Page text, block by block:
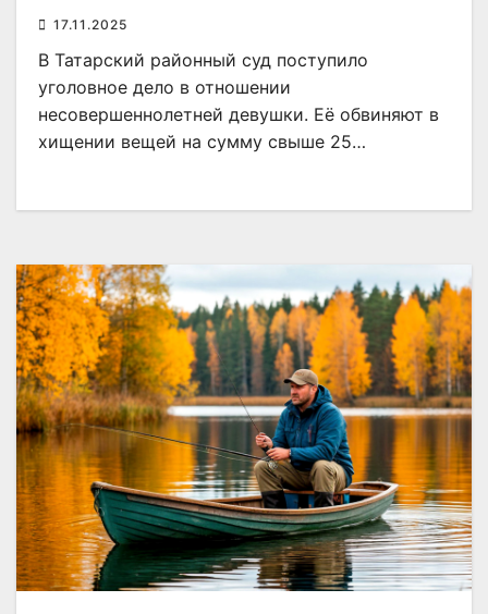
17.11.2025
В Татарский районный суд поступило
уголовное дело в отношении
несовершеннолетней девушки. Её обвиняют в
хищении вещей на сумму свыше 25…